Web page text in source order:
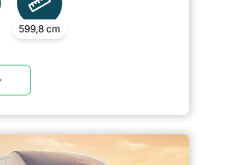
599,8 cm